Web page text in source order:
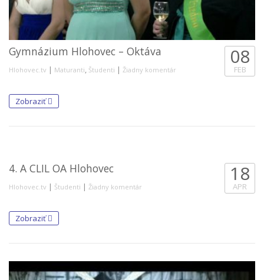
Gymnázium Hlohovec – Oktáva
Hlohovec.tv | Maturanti, Študenti | Žiadny komentár
08
FEB
Zobraziť
4. A CLIL OA Hlohovec
Hlohovec.tv | Študenti | Žiadny komentár
18
APR
Zobraziť